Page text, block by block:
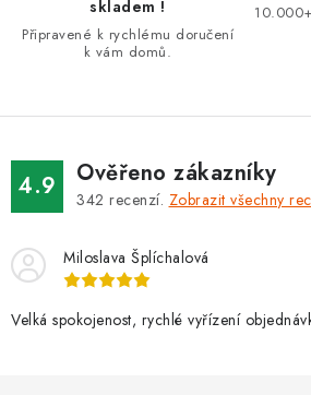
k
ý
s
skladem !
Připravené k rychlému doručení
k vám domů.
4.9 Ověřeno zákazníky
342 recenzí. Zobrazit všechny
Miloslava Šplíchalová
Velká spokojenost, rychlé vyřízení